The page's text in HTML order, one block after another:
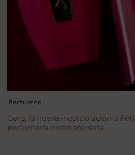
Coro, la nueva incorporación a
perfumería nicho solidaria
Perfumes